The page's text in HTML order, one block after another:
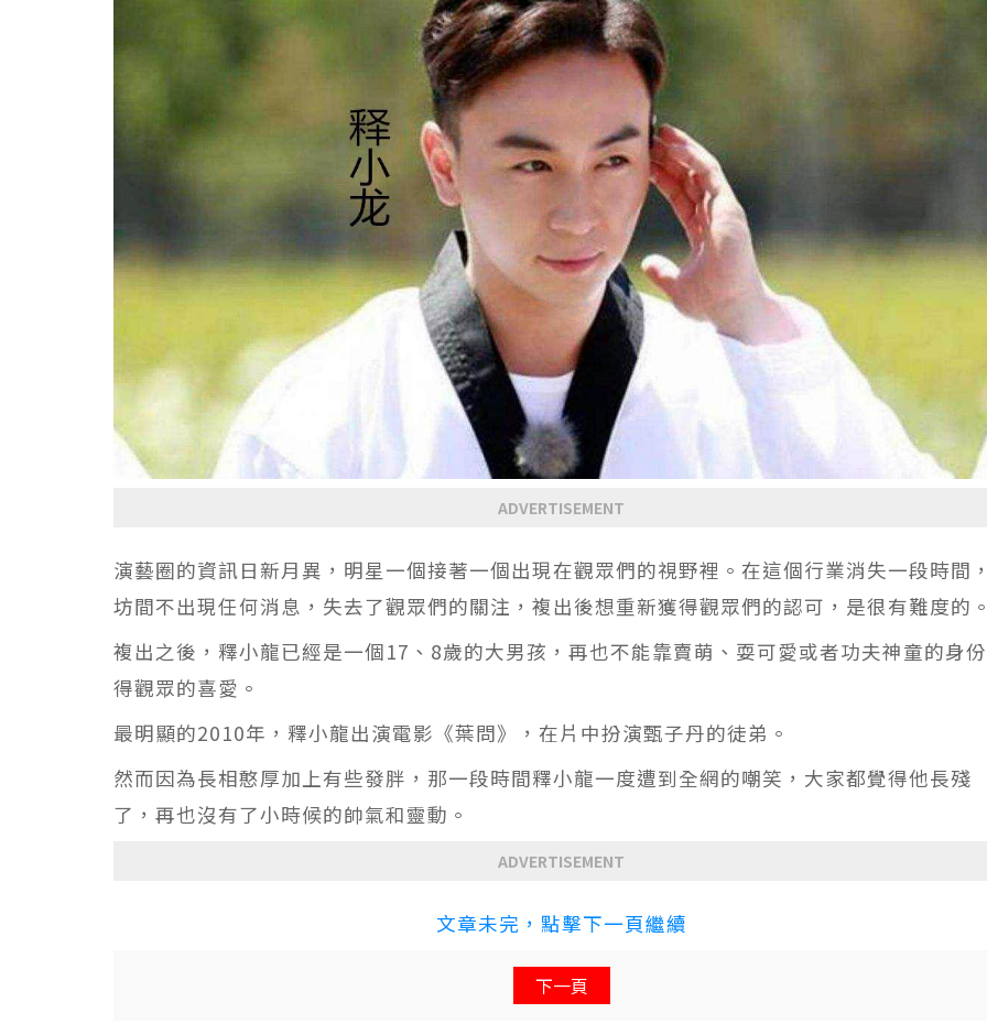
ADVERTISEMENT
演藝圈的資訊日新月異，明星一個接著一個出現在觀眾們的視野裡。在這個行業消失一段時間，
坊間不出現任何消息，失去了觀眾們的關注，複出後想重新獲得觀眾們的認可，是很有難度的。
複出之後，釋小龍已經是一個17、8歲的大男孩，再也不能靠賣萌、耍可愛或者功夫神童的身
得觀眾的喜愛。
最明顯的2010年，釋小龍出演電影《葉問》，在片中扮演甄子丹的徒弟。
然而因為長相憨厚加上有些發胖，那一段時間釋小龍一度遭到全網的嘲笑，大家都覺得他長殘
了，再也沒有了小時候的帥氣和靈動。
ADVERTISEMENT
文章未完，點擊下一頁繼續
下一頁